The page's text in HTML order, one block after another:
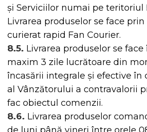
și Serviciilor numai pe teritoriul
Livrarea produselor se face
curierat rapid Fan Courier.
8.5. Livrarea produselor se
maxim 3 zile lucrătoare din
încasării integrale şi efective în
al Vânzătorului a contravalorii
fac obiectul comenzii.
8.6. Livrarea produselor